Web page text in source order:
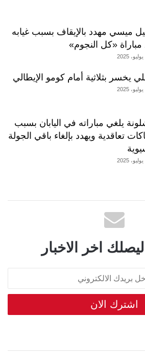
ميسي مهدد بالإيقاف بسبب غيابه
«كل النجوم»
يخسر بثلاثية أمام كومو الإيطالي
يلغي مباراته في اليابان بسبب
تعاقدية ويهدد بإلغاء باقي الجولة
اخر الاخبار